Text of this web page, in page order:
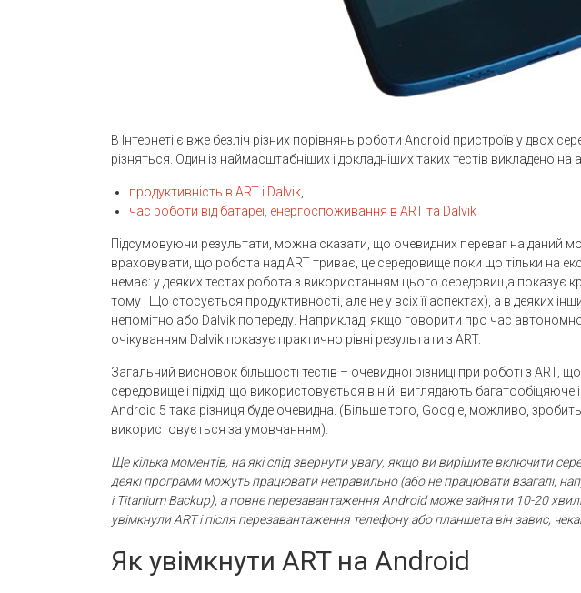
В Інтернеті є вже безліч різних порівнянь роботи Android пристроїв у двох
різняться. Один із наймасштабніших і докладніших таких тестів викладено
продуктивність в ART і Dalvik
час роботи від батареї, енергоспоживання в ART та Dalvik
Підсумовуючи результати, можна сказати, що очевидних переваг на даний
враховувати, що робота над ART триває, це середовище поки що тільки на
немає: у деяких тестах робота з використанням цього середовища показує
тому , Що стосується продуктивності, але не у всіх її аспектах), а в деяких
непомітно або Dalvik попереду. Наприклад, якщо говорити про час
очікуванням Dalvik показує практично рівні результати з ART.
Загальний висновок більшості тестів – очевидної різниці при роботі з ART,
середовище і підхід, що використовується в ній, виглядають
Android 5 така різниця буде очевидна. (Більше того, Google, можливо,
використовується за умовчанням).
Ще кілька моментів, на які слід звернути увагу, якщо ви вирішите включити
деякі програми можуть працювати неправильно (або не працювати взагалі,
іTitaniumBackup), а повне перезавантаження Android може зайняти 10-20
увімкнулиART і після перезавантаження телефону або планшета він завис,
Як увімкнути ART на Android